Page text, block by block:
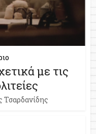
με τις
Τσαρδανίδης